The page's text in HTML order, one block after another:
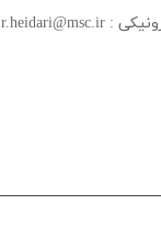
:
r.heidari@msc.ir